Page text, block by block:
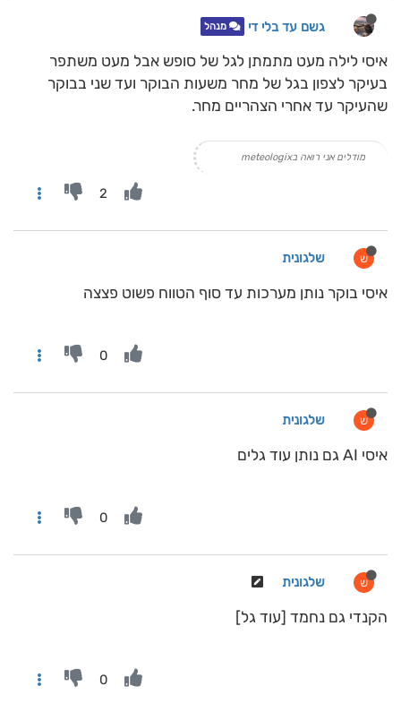
גשם עד בלי די מנהל
איסי לילה מעט מתמתן לגל של סופש אבל מעט משתפר
בעיקר לצפון בגל של מחר משעות הבוקר ועד שני בבוקר
שהעיקר עד אחרי הצהריים מחר.
מודלים אני רואה בmeteologix
2
ש שלגונית
איסי בוקר נותן מערכות עד סוף הטווח פשוט פצצה
0
ש שלגונית
איסי AI גם נותן עוד גלים
0
ש שלגונית
הקנדי גם נחמד [עוד גל]
0